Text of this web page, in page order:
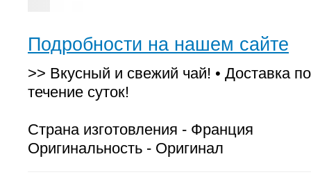
Подробности на нашем сайте
>> Вкусный и свежий чай! • Доставка
течение суток!
Страна изготовления - Франция
Оригинальность - Оригинал